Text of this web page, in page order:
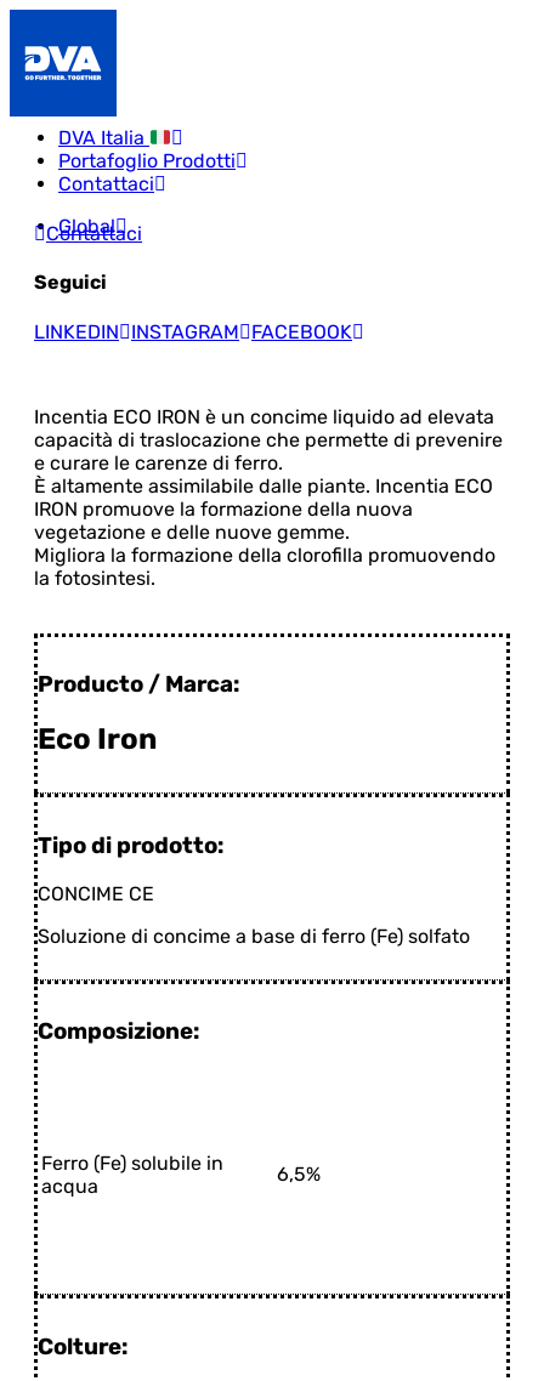
DVA Italia
Portafoglio Prodotti
Contattaci
Global
Contattaci
Seguici
LINKEDIN INSTAGRAM FACEBOOK
Incentia ECO IRON è un concime liquido ad elevata
capacità di traslocazione che permette di prevenire
e curare le carenze di ferro.
È altamente assimilabile dalle piante. Incentia ECO
IRON promuove la formazione della nuova
vegetazione e delle nuove gemme.
Migliora la formazione della clorofilla promuovendo
la fotosintesi.
Producto / Marca:
Eco Iron
Tipo di prodotto:
CONCIME CE
Soluzione di concime a base di ferro (Fe) solfato
Composizione:
Ferro (Fe) solubile in
acqua
6,5%
Colture: